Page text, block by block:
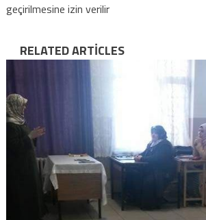
geçirilmesine izin verilir
RELATED ARTICLES